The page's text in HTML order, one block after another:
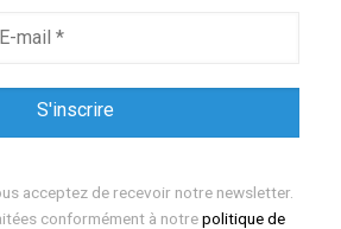
acceptez de recevoir notre newsletter.
conformément à notrepolitique de